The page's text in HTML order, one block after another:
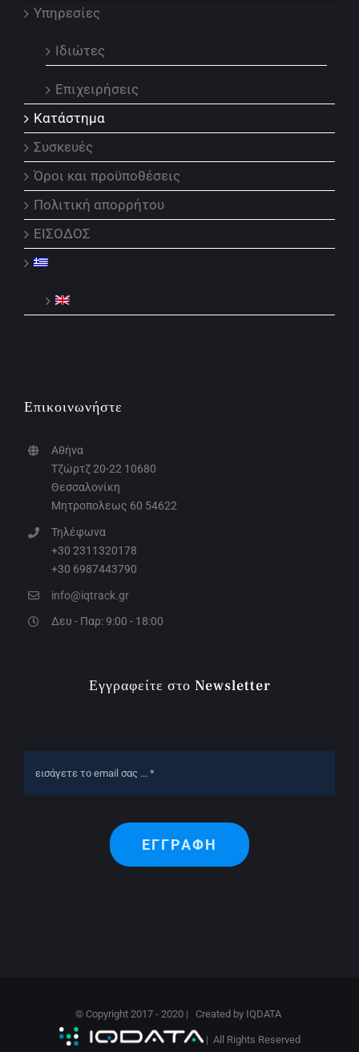
Υπηρεσίες
Ιδιώτες
Επιχειρήσεις
Κατάστημα
Συσκευές
Όροι και προϋποθέσεις
Πολιτική απορρήτου
ΕΙΣΟΔΟΣ
Επικοινωνήστε
Αθήνα
Τζώρτζ 20-22 10680
Θεσσαλονίκη
Μητροπολεως 60 54622
Τηλέφωνα
+30 2311320178
+30 6987443790
info@iqtrack.gr
Δευ - Παρ: 9:00 - 18:00
Εγγραφείτε στο Newsletter
ΕΓΓΡΑΦΗ
© Copyright 2017 - 2020 | Created by IQDATA
| All Rights Reserved